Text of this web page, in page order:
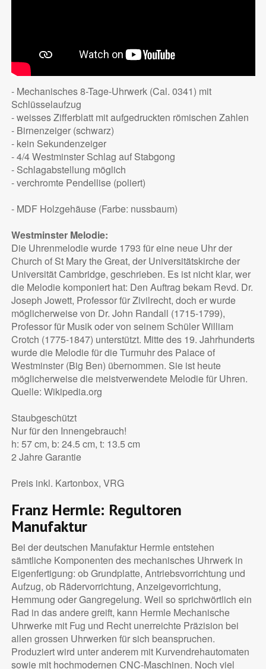
- Mechanisches 8-Tage-Uhrwerk (Cal. 0341) mit
Schlüsselaufzug
- weisses Zifferblatt mit aufgedruckten römischen Zahlen
- Birnenzeiger (schwarz)
- kein Sekundenzeiger
- 4/4 Westminster Schlag auf Stabgong
- Schlagabstellung möglich
- verchromte Pendellise (poliert)
- MDF Holzgehäuse (Farbe: nussbaum)
Westminster Melodie:
Die Uhrenmelodie wurde 1793 für eine neue Uhr der
Church of St Mary the Great, der Universitätskirche der
Universität Cambridge, geschrieben. Es ist nicht klar, wer
die Melodie komponiert hat: Den Auftrag bekam Revd. Dr.
Joseph Jowett, Professor für Zivilrecht, doch er wurde
möglicherweise von Dr. John Randall (1715-1799),
Professor für Musik oder von seinem Schüler William
Crotch (1775-1847) unterstützt. Mitte des 19. Jahrhunderts
wurde die Melodie für die Turmuhr des Palace of
Westminster (Big Ben) übernommen. Sie ist heute
möglicherweise die meistverwendete Melodie für Uhren.
Quelle: Wikipedia.org
Staubgeschützt
Nur für den Innengebrauch!
h: 57 cm, b: 24.5 cm, t: 13.5 cm
2 Jahre Garantie
Preis inkl. Kartonbox, VRG
Franz Hermle: Regultoren
Manufaktur
Bei der deutschen Manufaktur Hermle entstehen
sämtliche Komponenten des mechanisches Uhrwerk in
Eigenfertigung: ob Grundplatte, Antriebsvorrichtung und
Aufzug, ob Rädervorrichtung, Anzeigevorrichtung,
Hemmung oder Gangregelung. Weil so sprichwörtlich ein
Rad in das andere greift, kann Hermle Mechanische
Uhrwerke mit Fug und Recht unerreichte Präzision bei
allen grossen Uhrwerken für sich beanspruchen.
Produziert wird unter anderem mit Kurvendrehautomaten
sowie mit hochmodernen CNC-Maschinen. Noch viel